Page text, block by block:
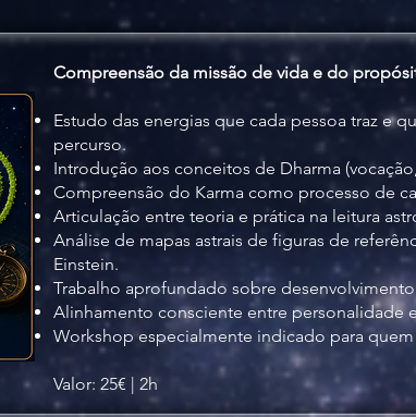
Compreensão da missão de vida e do
Estudo das energias que cada pessoa traz e
percurso.
Introdução aos conceitos de Dharma
Compreensão do Karma como processo de
Articulação entre teoria e prática na leitura
Análise de mapas astrais de figuras de
Einstein.
Trabalho aprofundado sobre
Alinhamento consciente entre personalidade
Workshop especialmente indicado para
Valor: 25€ | 2h